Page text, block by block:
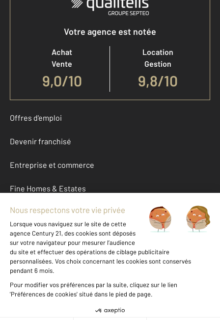
Votre agence est notée
Achat
Vente
9,0/10
Location
Gestion
9,8/10
Offres d'emploi
Devenir franchisé
Entreprise et commerce
Fine Homes & Estates
À propos
International
Nous contacter
Données personnelles